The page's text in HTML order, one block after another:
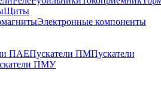
Щиты
Электронные компоненты
ПАЕПускатели ПМПускатели
ПМУ